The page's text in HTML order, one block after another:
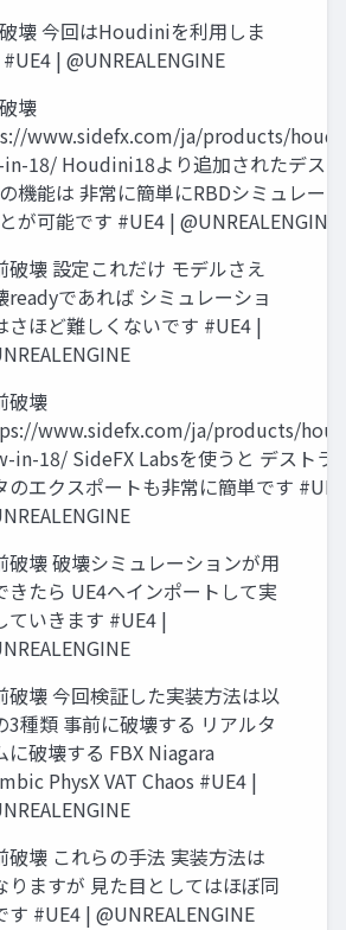
壊 今回はHoudiniを利用しま
#UE4 | @UNREALENGINE
壊
www.sidefx.com/ja/products/
18/ Houdini18より追加されたデス
機能は 非常に簡単にRBDシミュレー
が可能です #UE4 | @UNREALENGINE
破壊 設定これだけ モデルさえ
readyであれば シミュレーショ
さほど難しくないです #UE4 |
破壊
www.sidefx.com/ja/products/
in-18/ SideFX Labsを使うと デストラ
のエクスポートも非常に簡単です
破壊 破壊シミュレーションが用
きたら UE4へインポートして実
ていきます #UE4 |
破壊 今回検証した実装方法は以
3種類 事前に破壊する リアルタ
に破壊する FBX Niagara
PhysX VAT Chaos #UE4 |
破壊 これらの手法 実装方法は
りますが 見た目としてはほぼ同
す #UE4 | @UNREALENGINE